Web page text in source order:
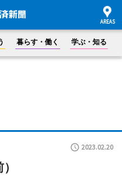
暮らす・働く 学ぶ・知る
2023.02.20